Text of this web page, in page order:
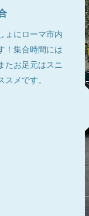
ょにローマ市内
！集合時間には
たお足元はスニ
メです。